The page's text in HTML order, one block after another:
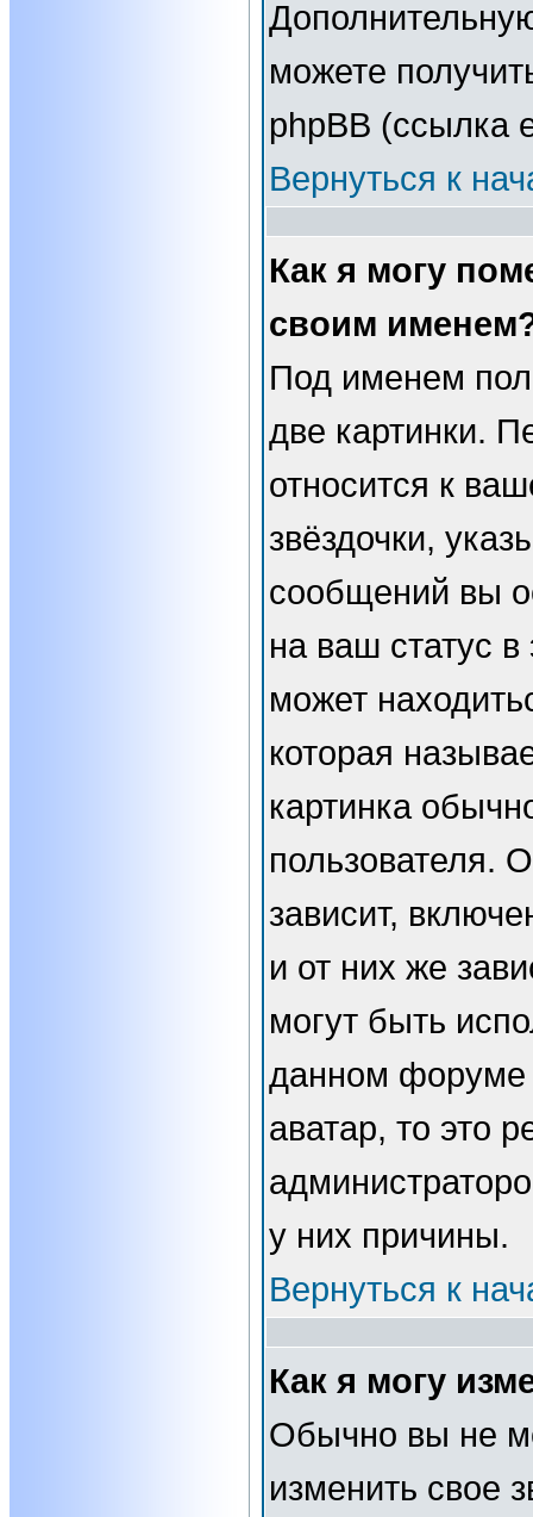
можете
phpBB (ссылка
Вернуться к
Как я могу
своим
Под именем
две картинки.
относится к
звёздочки,
сообщений вы
на ваш статус
может
которая
картинка
пользователя.
зависит,
и от них же
могут быть
данном форуме
аватар, то это
у них причины.
Вернуться к
Как я могу
Обычно вы не
изменить свое